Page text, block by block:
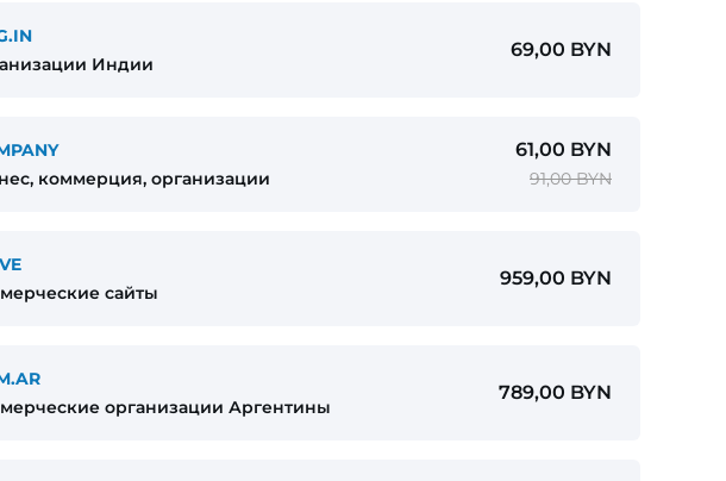
Индии
69,00 BYN
коммерция, организации
61,00 BYN
91,00 BYN
сайты
959,00 BYN
организации Аргентины
789,00 BYN